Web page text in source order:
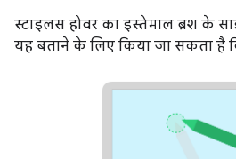
स्टाइलस होवर का इस्तेमाल ब्रश के
यह बताने के लिए किया जा सकता है